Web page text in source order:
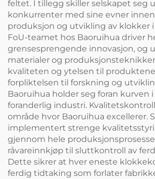
feltet. I tillegg skiller selskapet seg
konkurrenter med sine evner
produksjon og utvikling av klokker
FoU-teamet hos Baoruihua driver
grensesprengende innovasjon, og
materialer og
kvaliteten og ytelsen til
forpliktelsen til forskning og
Baoruihua holder seg foran kurven
foranderlig industri.
område hvor Baoruihua excellerer.
implementert strenge
gjennom hele
råvareinnkjøp til sluttkontroll av
Dette sikrer at hver eneste
ferdig tidtaking som forlater